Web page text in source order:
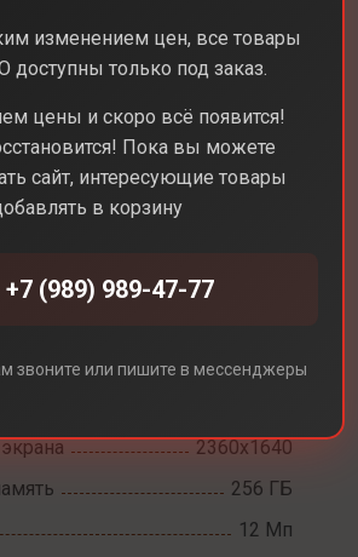
Apple iPad 10 WiFi
2360x1640
256 ГБ
12 Мп
изменением цен, все товары
только под заказ.
цены и скоро всё появится!
Пока вы можете
сайт, интересующие товары
в корзину
+7 (989) 989-47-77
звоните или пишите в мессенджеры